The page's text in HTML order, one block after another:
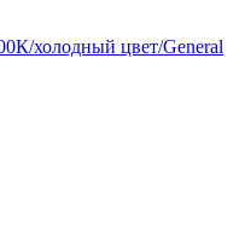
холодный цвет/General